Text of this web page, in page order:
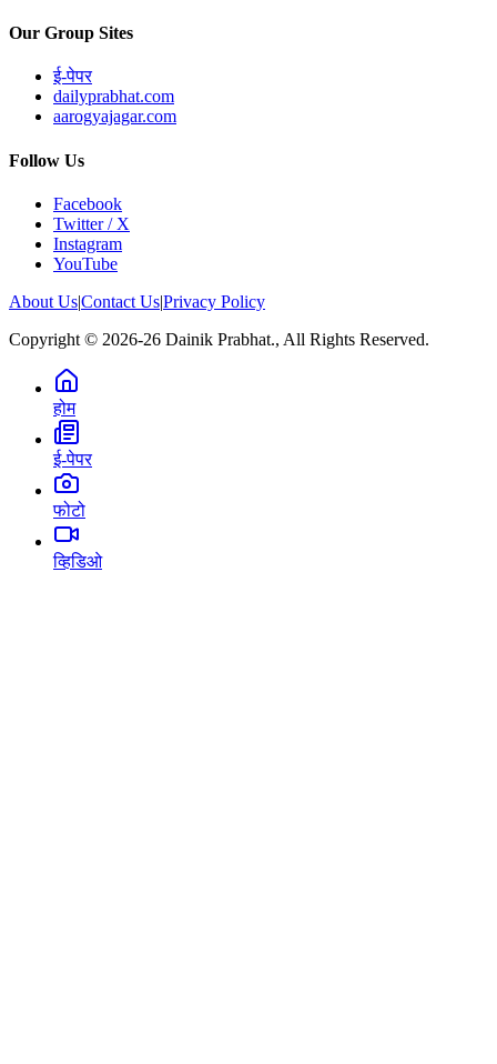
Our Group Sites
ई-पेपर
dailyprabhat.com
aarogyajagar.com
Follow Us
Facebook
Twitter / X
Instagram
YouTube
About Us|Contact Us|Privacy Policy
Copyright © 2026-26 Dainik Prabhat., All Rights Reserved.
होम
ई-पेपर
फोटो
व्हिडिओ